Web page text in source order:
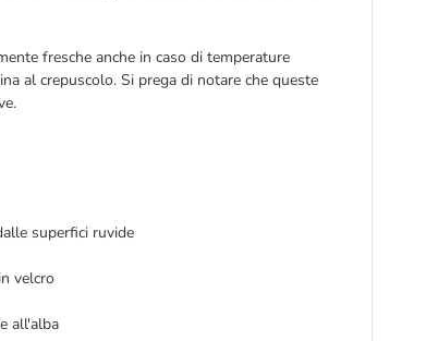
fresche anche in caso di temperature
al crepuscolo. Si prega di notare che queste
superfici ruvide
velcro
all'alba